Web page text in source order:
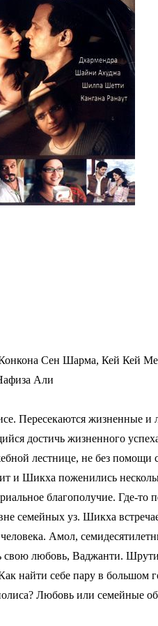
Сен Шарма, Кей Кей
Али
Пересекаются жизненные и
достичь жизненного
лестнице, не без помощи
и Шикха поженились
благополучие. Где-то
семейных уз. Шикха
Амол,
любовь, Ваджанти.
найти себе пару в большом
Любовь или семейные